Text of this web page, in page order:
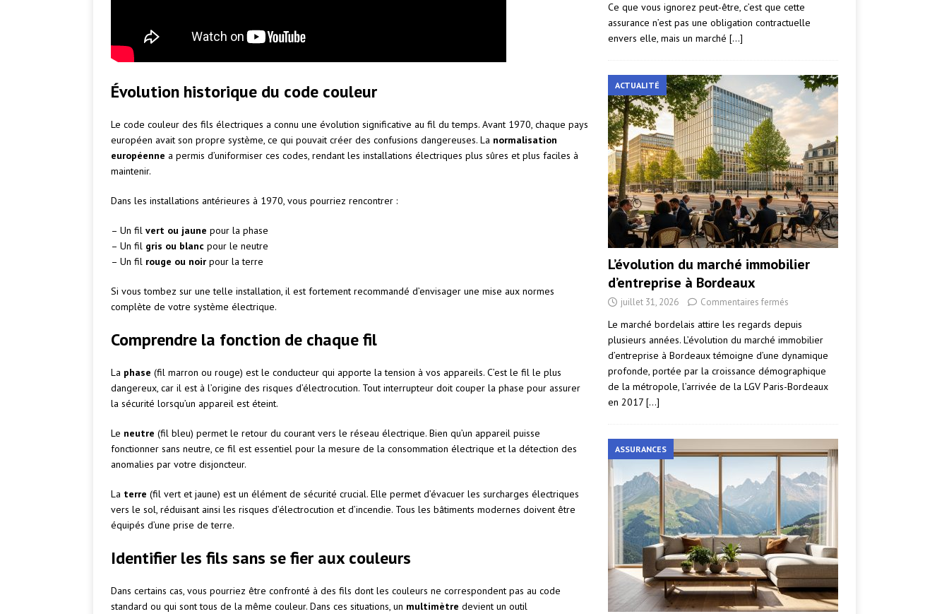
Évolution historique du code couleur
Le code couleur des fils électriques a connu une évolution significative au fil du temps. Avant 1970, chaque pays
européen avait son propre système, ce qui pouvait créer des confusions dangereuses. La normalisation
européenne a permis d’uniformiser ces codes, rendant les installations électriques plus sûres et plus faciles à
maintenir.
Dans les installations antérieures à 1970, vous pourriez rencontrer :
– Un fil vert ou jaune pour la phase
– Un fil gris ou blanc pour le neutre
– Un fil rouge ou noir pour la terre
Si vous tombez sur une telle installation, il est fortement recommandé d’envisager une mise aux normes
complète de votre système électrique.
Comprendre la fonction de chaque fil
La phase (fil marron ou rouge) est le conducteur qui apporte la tension à vos appareils. C’est le fil le plus
dangereux, car il est à l’origine des risques d’électrocution. Tout interrupteur doit couper la phase pour assurer
la sécurité lorsqu’un appareil est éteint.
Le neutre (fil bleu) permet le retour du courant vers le réseau électrique. Bien qu’un appareil puisse
fonctionner sans neutre, ce fil est essentiel pour la mesure de la consommation électrique et la détection des
anomalies par votre disjoncteur.
La terre (fil vert et jaune) est un élément de sécurité crucial. Elle permet d’évacuer les surcharges électriques
vers le sol, réduisant ainsi les risques d’électrocution et d’incendie. Tous les bâtiments modernes doivent être
équipés d’une prise de terre.
Identifier les fils sans se fier aux couleurs
Dans certains cas, vous pourriez être confronté à des fils dont les couleurs ne correspondent pas au code
standard ou qui sont tous de la même couleur. Dans ces situations, un multimètre devient un outil
Ce que vous ignorez peut-être, c’est que cette
assurance n’est pas une obligation contractuelle
envers elle, mais un marché […]
ACTUALITÉ
L’évolution du marché immobilier
d’entreprise à Bordeaux
juillet 31, 2026 Commentaires fermés
Le marché bordelais attire les regards depuis
plusieurs années. L’évolution du marché immobilier
d’entreprise à Bordeaux témoigne d’une dynamique
profonde, portée par la croissance démographique
de la métropole, l’arrivée de la LGV Paris-Bordeaux
en 2017 […]
ASSURANCES